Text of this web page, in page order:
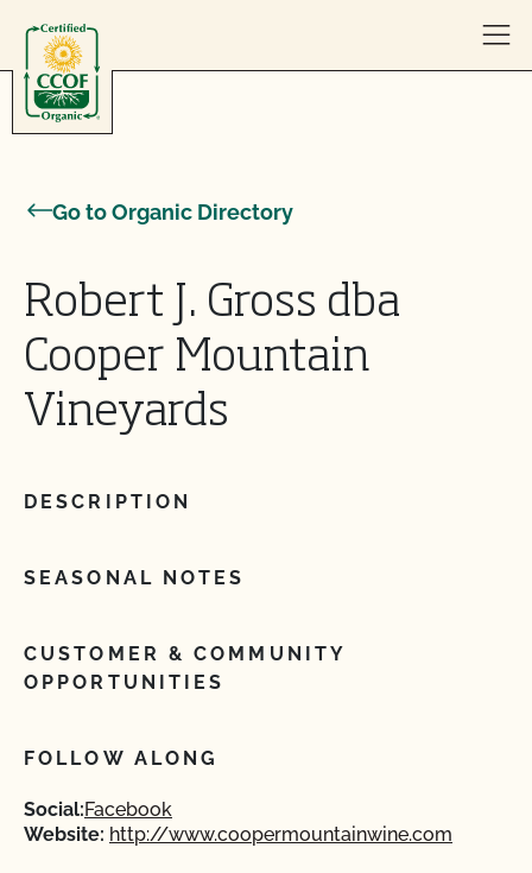
Go to Organic Directory
Robert J. Gross dba
Cooper Mountain
Vineyards
DESCRIPTION
SEASONAL NOTES
CUSTOMER & COMMUNITY
OPPORTUNITIES
FOLLOW ALONG
Social:Facebook
Website: http://www.coopermountainwine.com